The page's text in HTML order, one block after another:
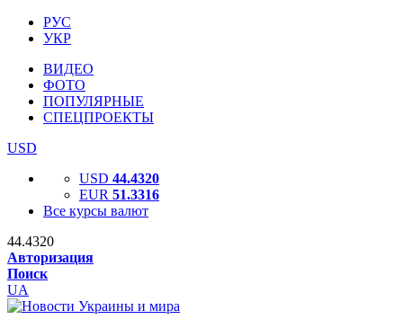
РУС
УКР
ВИДЕО
ФОТО
ПОПУЛЯРНЫЕ
СПЕЦПРОЕКТЫ
USD
USD 44.4320
EUR 51.3316
Все курсы валют
44.4320
Авторизация
Поиск
UA